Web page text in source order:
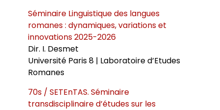
Séminaire Linguistique des langues
romanes : dynamiques, variations et
innovations 2025-2026
Dir. I. Desmet
Université Paris 8 | Laboratoire d’Etudes
Romanes
70s / SETEnTAS. Séminaire
transdisciplinaire d’études sur les